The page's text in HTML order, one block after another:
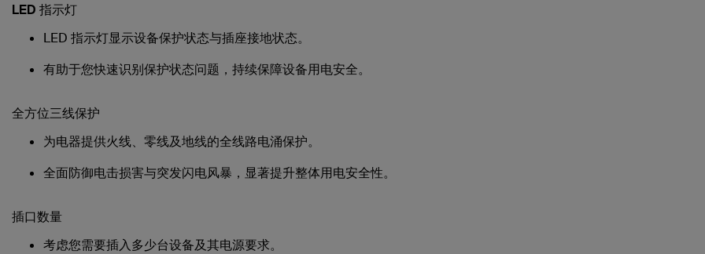
LED 指示灯
LED 指示灯显示设备保护状态与插座接地状态。
有助于您快速识别保护状态问题，持续保障设备用电安全。
全方位三线保护
为电器提供火线、零线及地线的全线路电涌保护。
全面防御电击损害与突发闪电风暴，显著提升整体用电安全性。
插口数量
考虑您需要插入多少台设备及其电源要求。